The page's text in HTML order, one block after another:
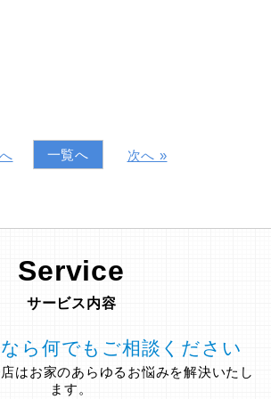
一覧へ 次へ »
Service
サービス内容
ら何でもご相談ください
はお家のあらゆるお悩みを解決いたし
ます。